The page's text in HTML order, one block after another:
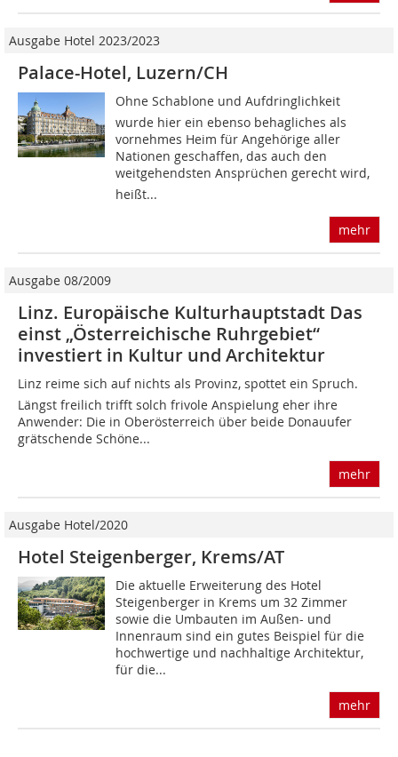
Ausgabe Hotel 2023/2023
Palace-Hotel, Luzern/CH
Ohne Schablone und Aufdringlichkeit
wurde hier ein ebenso behagliches als
vornehmes Heim für Angehörige aller
Nationen geschaffen, das auch den
weitgehendsten Ansprüchen gerecht wird,
heißt...
mehr
Ausgabe 08/2009
Linz. Europäische Kulturhauptstadt Das
einst „Österreichische Ruhrgebiet“
investiert in Kultur und Architektur
Linz reime sich auf nichts als Provinz, spottet ein Spruch.
Längst freilich trifft solch frivole Anspielung eher ihre
Anwender: Die in Oberösterreich über beide Donauufer
grätschende Schöne...
mehr
Ausgabe Hotel/2020
Hotel Steigenberger, Krems/AT
Die aktuelle Erweiterung des Hotel
Steigenberger in Krems um 32 Zimmer
sowie die Umbauten im Außen- und
Innenraum sind ein gutes Beispiel für die
hochwertige und nachhaltige Architektur,
für die...
mehr